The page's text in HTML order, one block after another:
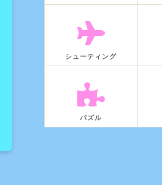
シューティング
パズル